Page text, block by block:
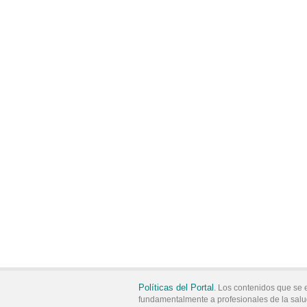
Políticas del Portal . Los contenidos que se
fundamentalmente a profesionales de la